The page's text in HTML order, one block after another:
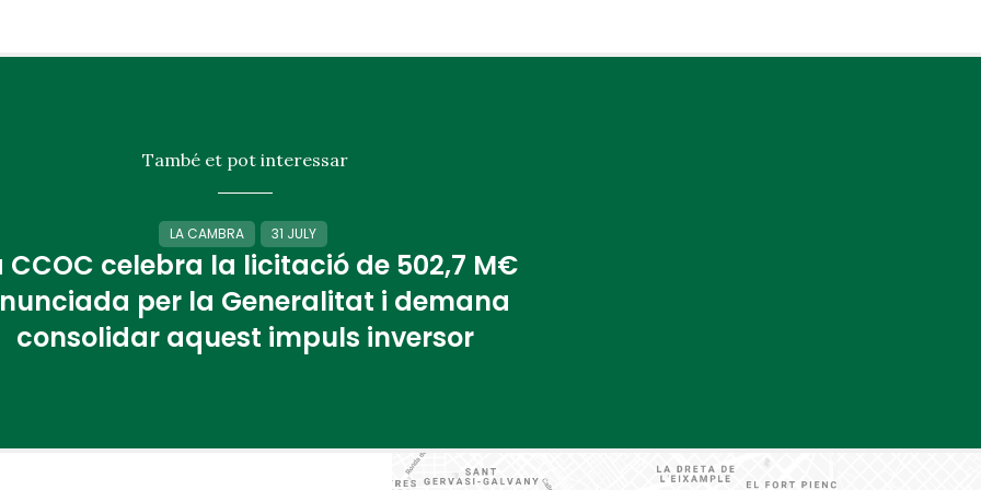
També et pot interessar
LA CAMBRA 31 JULY
CCOC celebra la licitació de 502,7 M€
per la Generalitat i demana
consolidar aquest impuls inversor